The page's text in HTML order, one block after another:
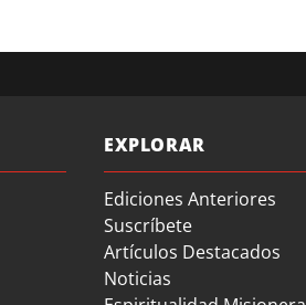
EXPLORAR
Ediciones Anteriores
Suscríbete
Artículos Destacados
Noticias